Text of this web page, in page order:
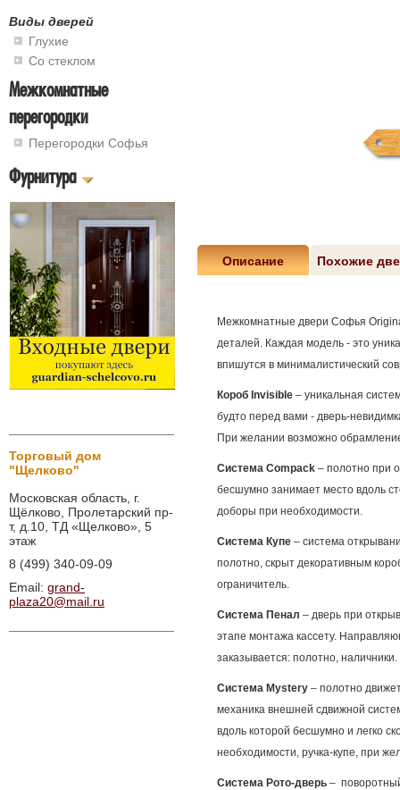
Виды дверей
Глухие
Со стеклом
Межкомнатные
перегородки
Перегородки Софья
Фурнитура
Торговый дом
"Щелково"
Московская область, г.
Щёлково, Пролетарский пр-
т, д.10, ТД «Щелково», 5
этаж
8 (499) 340-09-09
Email: grand-
plaza20@mail.ru
Описание Похожие
Межкомнатные двери Софья
деталей. Каждая модель - это
впишутся в минималистический
Короб Invisible – уникальная
будто перед вами - дверь-
При желании возможно
Система Compack– полотно при
бесшумно занимает место вдоль
доборы при необходимости.
Система Купе– система
полотно, скрыт декоративным
ограничитель.
Система Пенал – дверь при
этапе монтажа кассету.
заказывается: полотно, наличники.
Система Mystery– полотно
механика внешней сдвижной
вдоль которой бесшумно и легко
необходимости, ручка-купе, при
Система Рото-дверь –